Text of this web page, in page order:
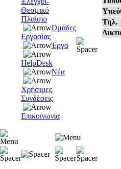
Θεσμικό
Πλαίσιο
Ομάδες
Εργασίας
Έργα
HelpDesk
Νέα
Χρήσιμες
Συνδέσεις
Επικοινωνία
Τηλ.